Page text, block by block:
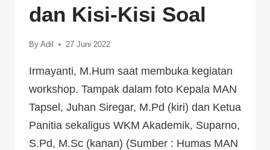
dan Kisi-Kisi Soal
By Adil 27 Juni 2022
Irmayanti, M.Hum saat membuka kegiatan
workshop. Tampak dalam foto Kepala MAN
Tapsel, Juhan Siregar, M.Pd (kiri) dan Ketua
Panitia sekaligus WKM Akademik, Suparno,
S.Pd, M.Sc (kanan) (Sumber : Humas MAN